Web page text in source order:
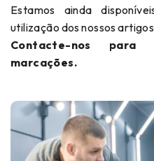
Estamos ainda
utilização dos nossos
Contacte-nos para
marcações.